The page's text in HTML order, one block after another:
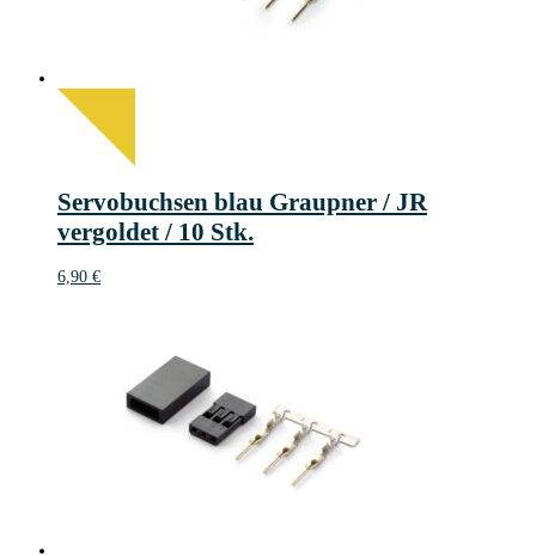
Servobuchsen blau Graupner / JR
vergoldet / 10 Stk.
6,90 €